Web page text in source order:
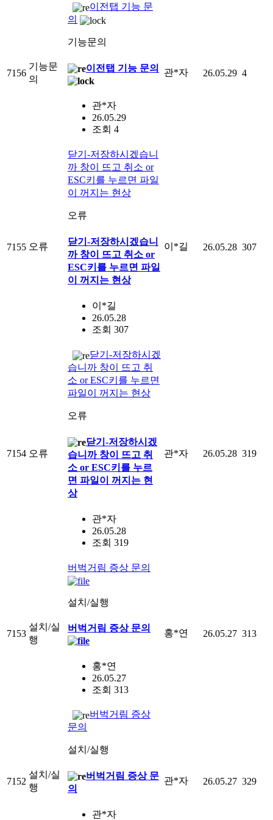
7156
기능문
의
이전탭 기능 문
의
기능문의
이전탭 기능 문의
관*자
26.05.29
조회 4
관*자 26.05.29 4
7155 오류
닫기-저장하시겠습니
까 창이 뜨고 취소 or
ESC키를 누르면 파일
이 꺼지는 현상
오류
닫기-저장하시겠습니
까 창이 뜨고 취소 or
ESC키를 누르면 파일
이 꺼지는 현상
이*길
26.05.28
조회 307
이*길 26.05.28 307
7154 오류
닫기-저장하시겠
습니까 창이 뜨고 취
소 or ESC키를 누르면
파일이 꺼지는 현상
오류
닫기-저장하시겠
습니까 창이 뜨고 취
소 or ESC키를 누르
면 파일이 꺼지는 현
상
관*자
26.05.28
조회 319
관*자 26.05.28 319
7153
설치/실
행
버벅거림 증상 문의
설치/실행
버벅거림 증상 문의
홍*연
26.05.27
조회 313
홍*연 26.05.27 313
7152
설치/실
행
버벅거림 증상
문의
설치/실행
버벅거림 증상 문
의
관*자
관*자 26.05.27 329